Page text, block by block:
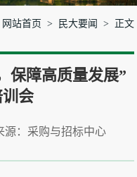
网站首页 > 民大要闻 > 正文
保障高质量发展”
会
：采购与招标中心